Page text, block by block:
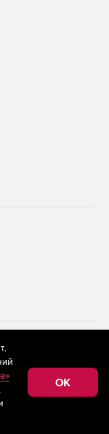
и
сохранение
применяются
технологии
к
OK